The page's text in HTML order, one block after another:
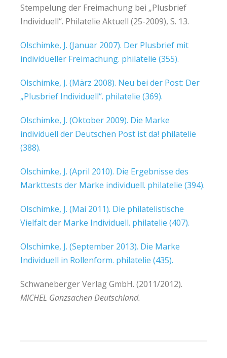
Stempelung der Freimachung bei „Plusbrief
Individuell“. Philatelie Aktuell (25-2009), S. 13.
Olschimke, J. (Januar 2007). Der Plusbrief mit
individueller Freimachung. philatelie (355).
Olschimke, J. (März 2008). Neu bei der Post: Der
„Plusbrief Individuell“. philatelie (369).
Olschimke, J. (Oktober 2009). Die Marke
individuell der Deutschen Post ist da! philatelie
(388).
Olschimke, J. (April 2010). Die Ergebnisse des
Markttests der Marke individuell. philatelie (394).
Olschimke, J. (Mai 2011). Die philatelistische
Vielfalt der Marke Individuell. philatelie (407).
Olschimke, J. (September 2013). Die Marke
Individuell in Rollenform. philatelie (435).
Schwaneberger Verlag GmbH. (2011/2012).
MICHEL Ganzsachen Deutschland.